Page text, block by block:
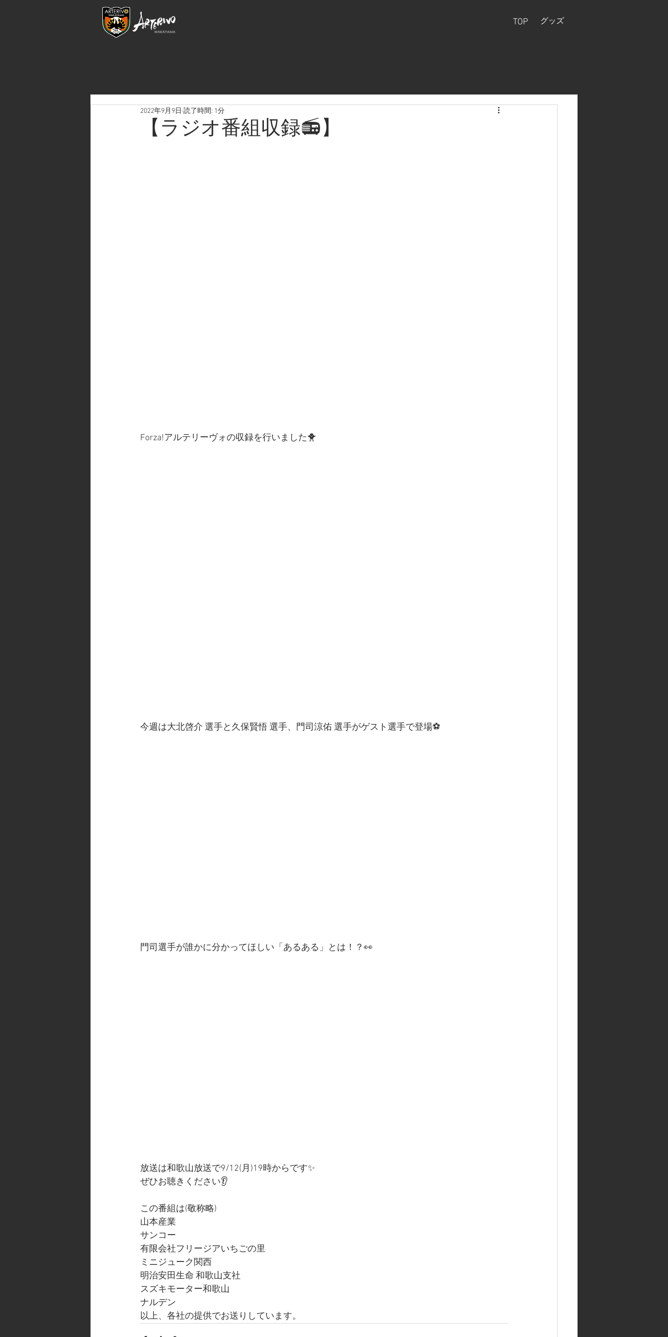
TOP グッズ
【ラジオ番組収録📻】
2022年9月9日 読了時間: 1分
Forza!アルテリーヴォの収録を行いました🐥
今週は大北啓介 選手と久保賢悟 選手、門司涼佑 選手がゲスト選手で登場⚽
門司選手が誰かに分かってほしい「あるある」とは！？👀
放送は和歌山放送で9/12(月)19時からです✨
ぜひお聴きください👂
この番組は(敬称略)
山本産業
サンコー
有限会社フリージアいちごの里
ミニジューク関西
明治安田生命 和歌山支社
スズキモーター和歌山
ナルデン
以上、各社の提供でお送りしています。